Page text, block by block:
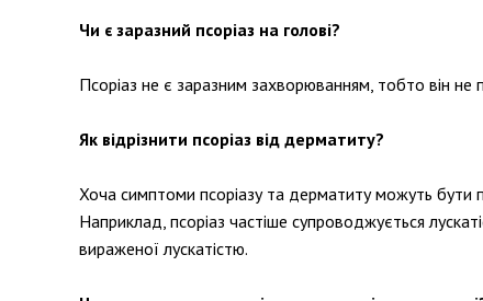
Чи є заразний псоріаз на голові?
Псоріаз не є заразним захворюванням, тобто він не
Як відрізнити псоріаз від дерматиту?
Хоча симптоми псоріазу та дерматиту можуть бути
Наприклад, псоріаз частіше супроводжується
вираженої лускатістю.